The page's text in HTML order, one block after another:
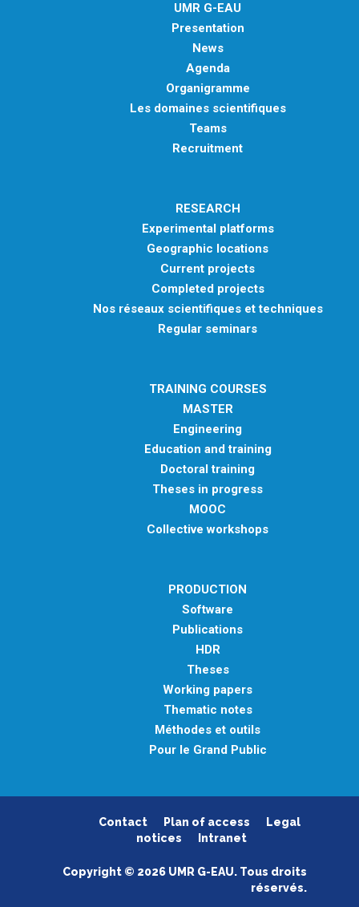
UMR G-EAU
Presentation
News
Agenda
Organigramme
Les domaines scientifiques
Teams
Recruitment
RESEARCH
Experimental platforms
Geographic locations
Current projects
Completed projects
Nos réseaux scientifiques et techniques
Regular seminars
TRAINING COURSES
MASTER
Engineering
Education and training
Doctoral training
Theses in progress
MOOC
Collective workshops
PRODUCTION
Software
Publications
HDR
Theses
Working papers
Thematic notes
Méthodes et outils
Pour le Grand Public
Contact Plan of access
Legal
notices
Intranet
Copyright © 2026 UMR G-EAU. Tous droits
réservés.